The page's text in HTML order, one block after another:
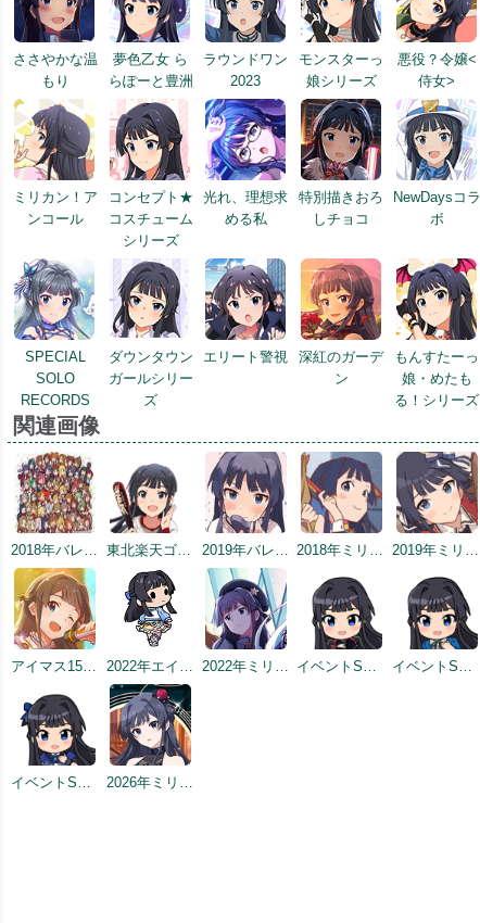
ささやかな温
もり
夢色乙女 ら
らぽーと豊洲
ラウンドワン
2023
モンスターっ
娘シリーズ
悪役？令嬢<
侍女>
ミリカン！ア
ンコール
コンセプト★
コスチューム
シリーズ
光れ、理想求
める私
特別描きおろ
しチョコ
NewDaysコラ
ボ
SPECIAL
SOLO
RECORDS
ダウンタウン
ガールシリー
ズ
エリート警視
深紅のガーデ
ン
もんすたーっ
娘・めたも
る！シリーズ
関連画像
2018年バレンタインデー公式ツイート 東北楽天ゴールデンイーグルスコラボトップ絵 2019年バレンタイントップ画面 2018年ミリシタ感謝祭 2019年ミリシタ2周年カウントダウン（3日前）
アイマス15周年記念 2022年エイプリルフールネタ 2022年ミリシタ5周年トップ画面 イベントSD #2 イベントSD #3
イベントSD #419 2026年ミリシタ9周年トップ画面